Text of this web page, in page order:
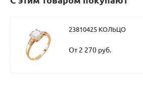
23810425 КОЛЬЦО
От 2 270 руб.